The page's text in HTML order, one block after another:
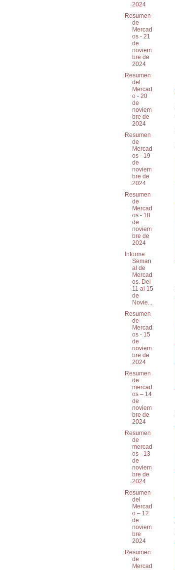
2024
Resumen
de
Mercad
os - 21
de
noviem
bre de
2024
Resumen
del
Mercad
o - 20
de
noviem
bre de
2024
Resumen
de
Mercad
os - 19
de
noviem
bre de
2024
Resumen
de
Mercad
os - 18
de
noviem
bre de
2024
Informe
Seman
al de
Mercad
os. Del
11 al 15
de
Novie...
Resumen
de
Mercad
os - 15
de
noviem
bre de
2024
Resumen
de
mercad
os – 14
de
noviem
bre de
2024
Resumen
de
mercad
os - 13
de
noviem
bre de
2024
Resumen
del
Mercad
o – 12
de
noviem
bre
2024
Resumen
de
Mercad